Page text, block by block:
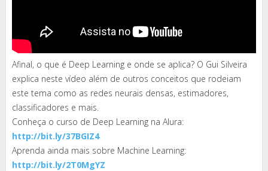
Afinal, o que é Deep Learning e onde se aplica? O Gui Silveira
explica neste vídeo além de outros conceitos que rodeiam
este tema como as redes neurais densas, estimadores,
classificadores e mais.
Conheça o curso de Deep Learning na Alura:
http://bit.ly/37BGIZ4
Aprenda ainda mais sobre Machine Learning:
http://bit.ly/2T0MgYZ